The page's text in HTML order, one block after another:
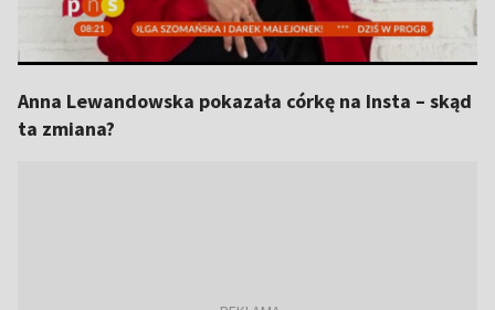
Anna Lewandowska pokazała córkę na Insta – skąd
ta zmiana?